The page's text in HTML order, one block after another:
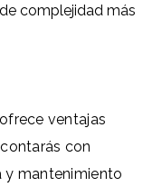
complejidad más
ventajas
con
y mantenimiento